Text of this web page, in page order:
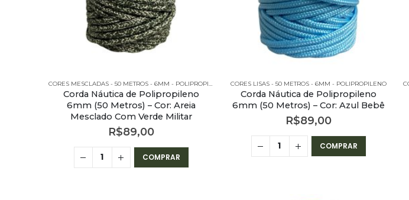
CORES MESCLADAS - 50 METROS - 6MM - POLIPROPILENO
Corda Náutica de Polipropileno
6mm (50 Metros) – Cor: Areia
Mesclado Com Verde Militar
R$89,00
COMPRAR
CORES LISAS - 50 METROS - 6MM - POLIPROPILENO
Corda Náutica de Polipropileno
6mm (50 Metros) – Cor: Azul Bebê
R$89,00
COMPRAR